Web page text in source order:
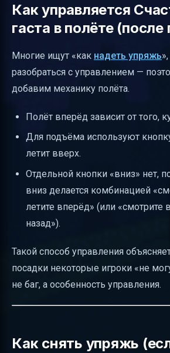
Как управляется
гаста в полёте (после
Многие ищут «как надеть упряжь
разобраться с управлением —
добавим механику полёта.
Полёт вперёд зависит от того,
Для подъёма используют
летит вверх.
Отдельной кнопки «вниз» нет,
вниз делается комбинацией
летите вперёд» (или «смотрите
назад»).
Такой способ управления
посадки некоторые игроки «не
не баг, а особенность управления.
Как снять упряжь